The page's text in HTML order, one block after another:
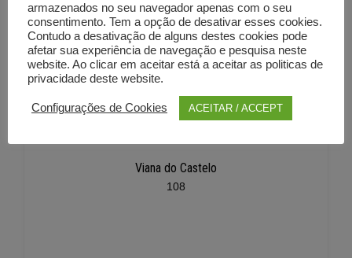
Viana do Castelo
108
armazenados no seu navegador apenas com o seu
consentimento. Tem a opção de desativar esses cookies.
Contudo a desativação de alguns destes cookies pode
afetar sua experiência de navegação e pesquisa neste
website. Ao clicar em aceitar está a aceitar as politicas de
privacidade deste website.
Configurações de Cookies ACEITAR / ACCEPT